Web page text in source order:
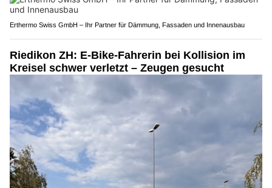
Erthermo Swiss GmbH – Ihr Partner für Dämmung, Fassaden und Innenausbau
Riedikon ZH: E-Bike-Fahrerin bei Kollision im
Kreisel schwer verletzt – Zeugen gesucht